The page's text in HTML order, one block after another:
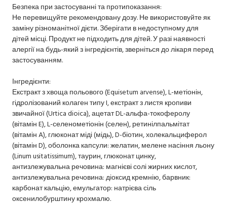
Безпека при застосуванні та протипоказання:
Не перевищуйте рекомендовану дозу. Не використовуйте як
заміну різноманітної дієти. Зберігати в недоступному для
дітей місці. Продукт не підходить для дітей. У разі наявності
алергії на будь-який з інгредієнтів, зверніться до лікаря перед
застосуванням.
Інгредієнти:
Екстракт з хвоща польового (Equisetum arvense), L-метіонін,
гідролізований колаген типу I, екстракт з листя кропиви
звичайної (Urtica dioica), ацетат DL-альфа-токоферолу
(вітамін E), L-селенометіонін (селен), ретинілпальмітат
(вітамін A), глюконат міді (мідь), D-біотин, холекальциферол
(вітамін D), оболонка капсули: желатин, мелене насіння льону
(Linum usitatissimum), таурин, глюконат цинку,
антизлежувальна речовина: магнієві солі жирних кислот,
антизлежувальна речовина: діоксид кремнію, барвник:
карбонат кальцію, емульгатор: натрієва сіль
оксенилобурштину крохмалю.